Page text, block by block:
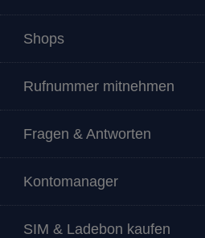
Shops
Rufnummer mitnehmen
Fragen & Antworten
Kontomanager
SIM & Ladebon kaufen